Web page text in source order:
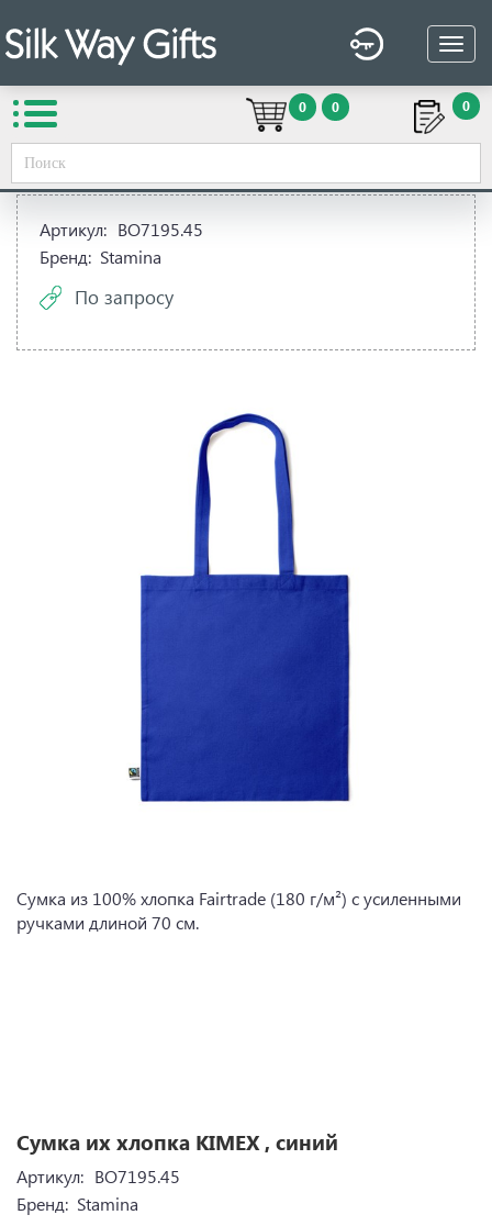
0 0 0
Вы здесь: Сувенирная продукция
Товары под заказ→Бренд Stamina→Сумка их хлопка
Артикул: BO7195.45
Бренд: Stamina
По запросу
Сумка из 100% хлопка Fairtrade (180 г/м²) с усиленными
ручками длиной 70 см.
Сумка их хлопка KIMEX , синий
Артикул: BO7195.45
Бренд: Stamina